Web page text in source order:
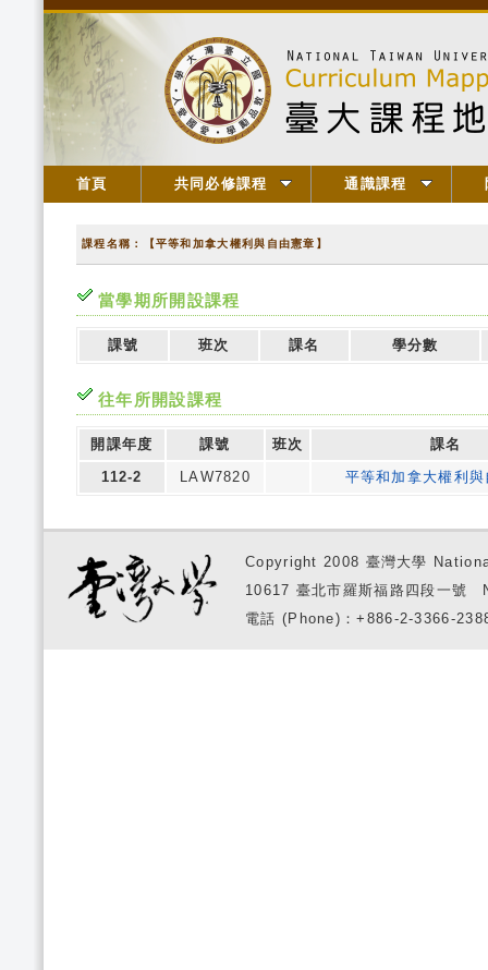
首頁 共同必修課程 通識課程
課程名稱：【平等和加拿大權利與自由憲章】
當學期所開設課程
課號 班次 課名 學分數
往年所開設課程
開課年度 課號 班次
課名
112-2
LAW7820 平等和加拿大權利
Copyright 2008 臺灣大學
10617 臺北市羅斯福路四段一
電話 (Phone)：+886-2-3366-